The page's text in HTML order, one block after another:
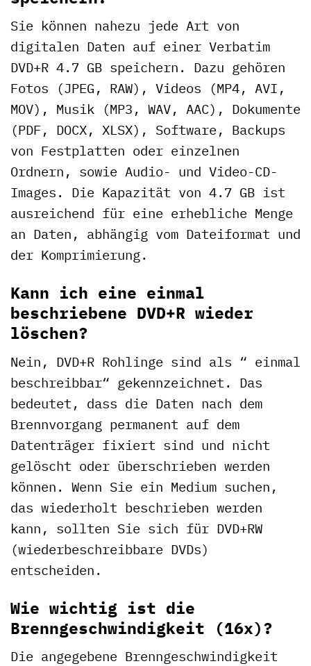
Sie können nahezu jede Art von
digitalen Daten auf einer Verbatim
DVD+R 4.7 GB speichern. Dazu gehören
Fotos (JPEG, RAW), Videos (MP4, AVI,
MOV), Musik (MP3, WAV, AAC), Dokumente
(PDF, DOCX, XLSX), Software, Backups
von Festplatten oder einzelnen
Ordnern, sowie Audio- und Video-CD-
Images. Die Kapazität von 4.7 GB ist
ausreichend für eine erhebliche Menge
an Daten, abhängig vom Dateiformat und
der Komprimierung.
Kann ich eine einmal
beschriebene DVD+R wieder
löschen?
Nein, DVD+R Rohlinge sind als “ einmal
beschreibbar“ gekennzeichnet. Das
bedeutet, dass die Daten nach dem
Brennvorgang permanent auf dem
Datenträger fixiert sind und nicht
gelöscht oder überschrieben werden
können. Wenn Sie ein Medium suchen,
das wiederholt beschrieben werden
kann, sollten Sie sich für DVD+RW
(wiederbeschreibbare DVDs)
entscheiden.
Wie wichtig ist die
Brenngeschwindigkeit (16x)?
Die angegebene Brenngeschwindigkeit